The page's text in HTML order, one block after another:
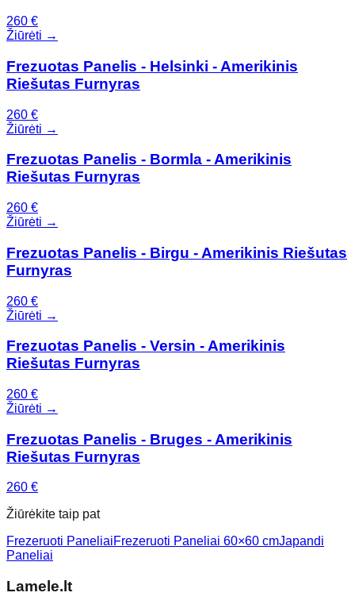
260 €
Žiūrėti →
Frezuotas Panelis - Helsinki - Amerikinis
Riešutas Furnyras
260 €
Žiūrėti →
Frezuotas Panelis - Bormla - Amerikinis
Riešutas Furnyras
260 €
Žiūrėti →
Frezuotas Panelis - Birgu - Amerikinis Riešutas
Furnyras
260 €
Žiūrėti →
Frezuotas Panelis - Versin - Amerikinis
Riešutas Furnyras
260 €
Žiūrėti →
Frezuotas Panelis - Bruges - Amerikinis
Riešutas Furnyras
260 €
Žiūrėkite taip pat
Frezeruoti PaneliaiFrezeruoti Paneliai 60×60 cmJapandi
Paneliai
Lamele.lt